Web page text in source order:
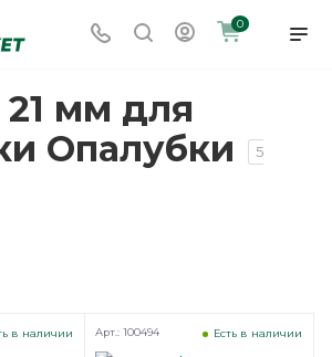
0
мм для
Опалубки
5
в наличии Есть в наличии
Арт.: 100494